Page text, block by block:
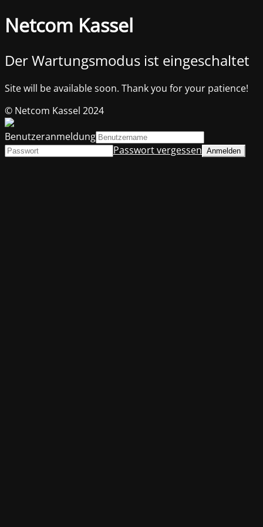
Netcom Kassel
Der Wartungsmodus ist eingeschaltet
Site will be available soon. Thank you for your patience!
© Netcom Kassel 2024
Benutzeranmeldung
Passwort vergessen